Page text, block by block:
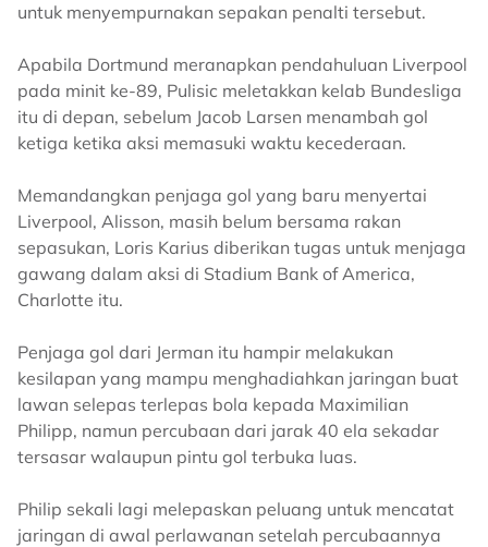
untuk menyempurnakan sepakan penalti tersebut.
Apabila Dortmund meranapkan pendahuluan Liverpool
pada minit ke-89, Pulisic meletakkan kelab Bundesliga
itu di depan, sebelum Jacob Larsen menambah gol
ketiga ketika aksi memasuki waktu kecederaan.
Memandangkan penjaga gol yang baru menyertai
Liverpool, Alisson, masih belum bersama rakan
sepasukan, Loris Karius diberikan tugas untuk menjaga
gawang dalam aksi di Stadium Bank of America,
Charlotte itu.
Penjaga gol dari Jerman itu hampir melakukan
kesilapan yang mampu menghadiahkan jaringan buat
lawan selepas terlepas bola kepada Maximilian
Philipp, namun percubaan dari jarak 40 ela sekadar
tersasar walaupun pintu gol terbuka luas.
Philip sekali lagi melepaskan peluang untuk mencatat
jaringan di awal perlawanan setelah percubaannya